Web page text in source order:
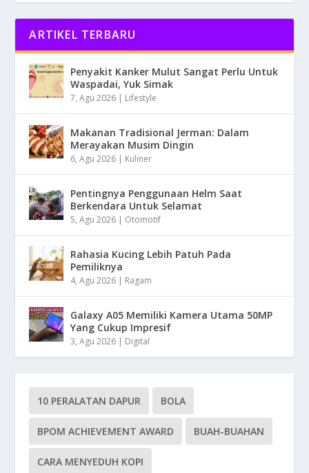
ARTIKEL TERBARU
Penyakit Kanker Mulut Sangat Perlu Untuk
Waspadai, Yuk Simak
7, Agu 2026 | Lifestyle
Makanan Tradisional Jerman: Dalam
Merayakan Musim Dingin
6, Agu 2026 | Kuliner
Pentingnya Penggunaan Helm Saat
Berkendara Untuk Selamat
5, Agu 2026 | Otomotif
Rahasia Kucing Lebih Patuh Pada
Pemiliknya
4, Agu 2026 | Ragam
Galaxy A05 Memiliki Kamera Utama 50MP
Yang Cukup Impresif
3, Agu 2026 | Digital
10 PERALATAN DAPUR BOLA
BPOM ACHIEVEMENT AWARD BUAH-BUAHAN
CARA MENYEDUH KOPI